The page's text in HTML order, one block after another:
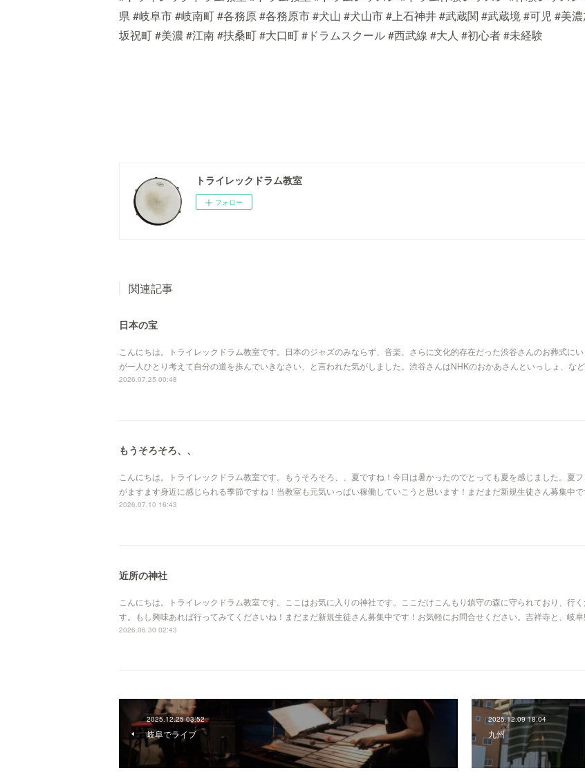
県 #岐阜市 #岐南町 #各務原 #各務原市 #犬山 #犬山市 #上石神井 #武蔵関 #武蔵境 #可児 #美
坂祝町 #美濃 #江南 #扶桑町 #大口町 #ドラムスクール #西武線 #大人 #初心者 #未経験
トライレックドラム教室
フォロー
関連記事
日本の宝
こんにちは。トライレックドラム教室です。日本のジャズのみならず、音楽、さらに文化的存在だった渋谷さんのお葬式に
が一人ひとり考えて自分の道を歩んでいきなさい、と言われた気がしました。渋谷さんはNHKのおかあさんといっしょ、な
2026.07.25 00:48
もうそろそろ、、
こんにちは。トライレックドラム教室です。もうそろそろ、、夏ですね！今日は暑かったのでとっても夏を感じました。夏
がますます身近に感じられる季節ですね！当教室も元気いっぱい稼働していこうと思います！まだまだ新規生徒さん募集中
2026.07.10 16:43
近所の神社
こんにちは。トライレックドラム教室です。ここはお気に入りの神社です。ここだけこんもり鎮守の森に守られており、行
す。もし興味あれば行ってみてくださいね！まだまだ新規生徒さん募集中です！お気軽にお問合せください。吉祥寺と、岐
2026.06.30 02:43
2025.12.25 03:52
岐阜でライブ
2025.12.09 18:04
九州